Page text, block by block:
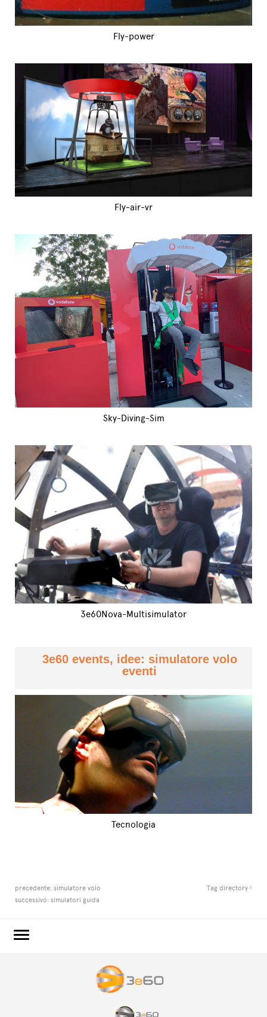
Fly-power
Fly-air-vr
Sky-Diving-Sim
3e60Nova-Multisimulator
3e60 events, idee: simulatore volo
eventi
Tecnologia
precedente: simulatore volo
successivo: simulatori guida
Tag directory